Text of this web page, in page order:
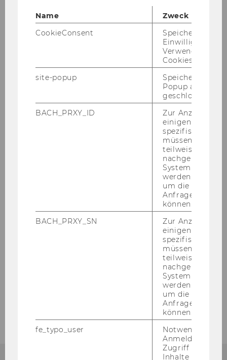
Per­sön­li­che Daten
Aus­bil­dung
Be­ruf­li­cher Wer­de­gang
Name
Zweck
CookieConsent
Speichert Ihre
Einwilligung zur
Verwendung von
Cookies.
site-popup
Speichert ob ein
Popup
geschlossen
BACH_PRXY_ID
Zur Anzeige von
einigen WU-
spezifischen
müssen
teilweise von
nachgelagerten
System
werden.
um die Antwort
Anfrage
können.
BACH_PRXY_SN
Zur Anzeige von
einigen WU-
spezifischen
müssen
teilweise von
nachgelagerten
System
werden.
um die Antwort
Anfrage
können.
fe_typo_user
Notwendig für
Anmeldung und
Zugriff auf
Inhalte oder zur